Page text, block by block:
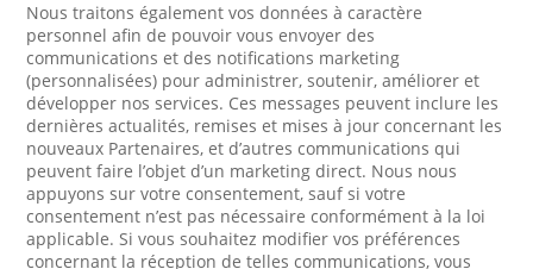
Nous traitons également vos données à caractère
personnel afin de pouvoir vous envoyer des
communications et des notifications marketing
(personnalisées) pour administrer, soutenir, améliorer et
développer nos services. Ces messages peuvent inclure les
dernières actualités, remises et mises à jour concernant les
nouveaux Partenaires, et d’autres communications qui
peuvent faire l’objet d’un marketing direct. Nous nous
appuyons sur votre consentement, sauf si votre
consentement n’est pas nécessaire conformément à la loi
applicable. Si vous souhaitez modifier vos préférences
concernant la réception de telles communications, vous